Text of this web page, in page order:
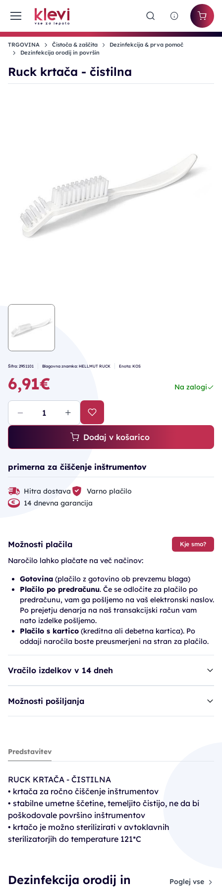
TRGOVINA Čistoča & zaščita
Dezinfekcija & prva pomoč
Dezinfekcija orodij in površin
Ruck krtača - čistilna
Šifra: 2951101 Blagovna znamka: HELLMUT RUCK Enota: KOS
6,91€ Na zalogi
Dodaj v košarico
primerna za čiščenje inštrumentov
Hitra dostava
Varno plačilo
14 dnevna garancija
Možnosti plačila Kje smo?
Naročilo lahko plačate na več načinov:
Gotovina (plačilo z gotovino ob prevzemu blaga)
Plačilo po predračunu. Če se odločite za plačilo po
predračunu, vam ga pošljemo na vaš elektronski naslov.
Po prejetju denarja na naš transakcijski račun vam
nato izdelke pošljemo.
Plačilo s kartico (kreditna ali debetna kartica). Po
oddaji naročila boste preusmerjeni na stran za plačilo.
Vračilo izdelkov v 14 dneh
Možnosti pošiljanja
Ruck krtača - čistilna
6,91€
Predstavitev
RUCK KRTAČA - ČISTILNA
• krtača za ročno čiščenje inštrumentov
• stabilne umetne ščetine, temeljito čistijo, ne da bi
poškodovale površino inštrumentov
• krtačo je možno sterilizirati v avtoklavnih
sterilizatorjih do temperature 121*C
Dezinfekcija orodij in
Poglej vse